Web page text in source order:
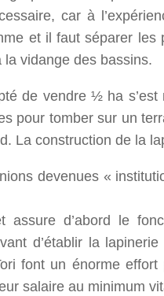
car à
et il faut séparer
vidange des bassins.
de vendre ½ ha
pour tomber sur un
La construction de la
devenues «
assure d’abord le
d’établir la
font un énorme
salaire au minimum